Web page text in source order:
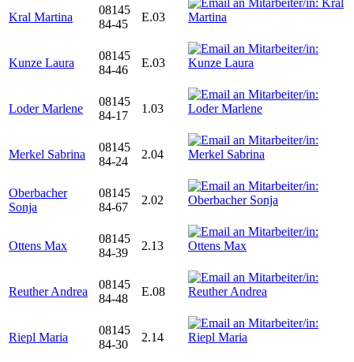
Kral Martina
08145
84-45
E.03
Kunze Laura
08145
84-46
E.03
Loder Marlene
08145
84-17
1.03
Merkel Sabrina
08145
84-24
2.04
Oberbacher
Sonja
08145
84-67
2.02
Ottens Max
08145
84-39
2.13
Reuther Andrea
08145
84-48
E.08
Riepl Maria
08145
84-30
2.14